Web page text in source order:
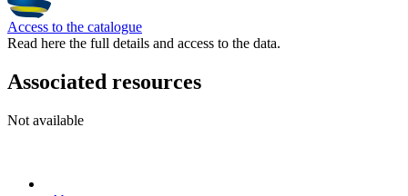
Access to the catalogue
Read here the full details and access to the data.
Associated resources
Not available